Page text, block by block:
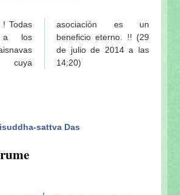
Todas
a los
un
!! (29
a las
14:20)
sattva Das